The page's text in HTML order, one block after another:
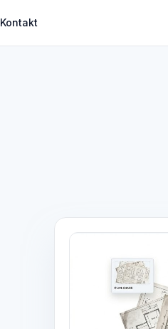
Kontakt